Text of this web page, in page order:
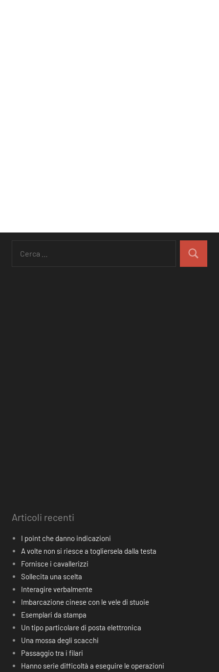
Articoli recenti
I point che danno indicazioni
A volte non si riesce a togliersela dalla testa
Fornisce i cavallerizzi
Sollecita una scelta
Interagire verbalmente
Imbarcazione cinese con le vele di stuoie
Esemplari da stampa
Un tipo particolare di posta elettronica
Una mossa degli scacchi
Passaggio tra i filari
Hanno serie difficoltà a eseguire le operazioni